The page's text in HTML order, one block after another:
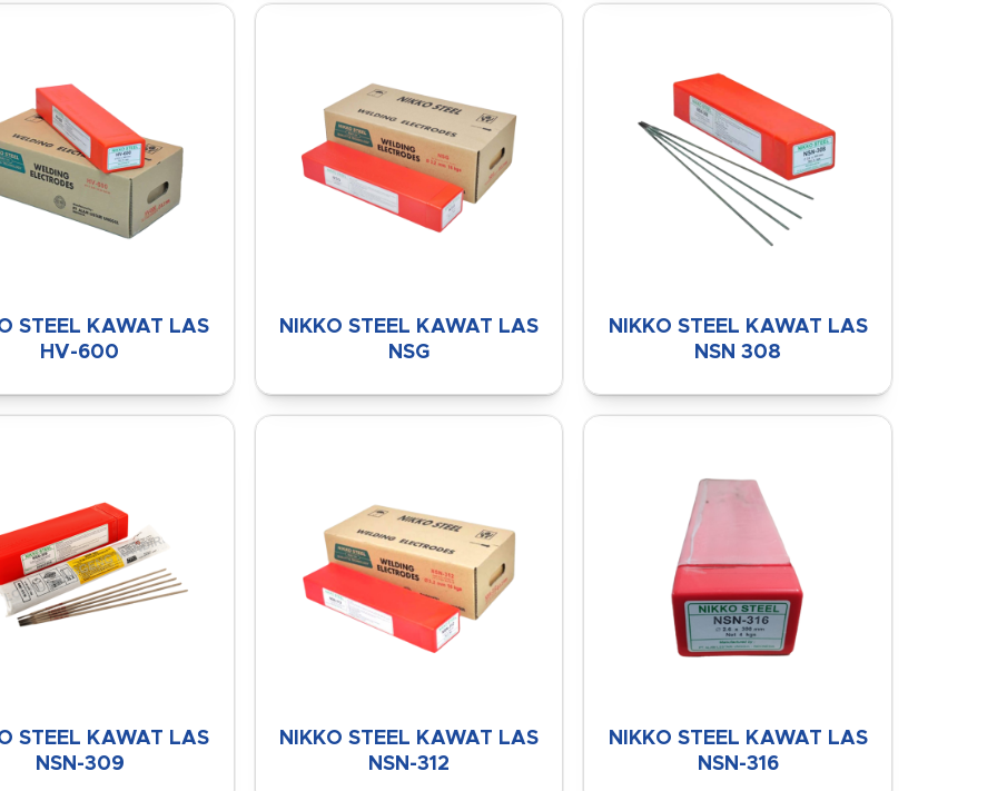
STEEL KAWAT LAS
HV-600
NIKKO STEEL KAWAT LAS
NSG
NIKKO STEEL KAWAT LAS
NSN 308
STEEL KAWAT LAS
NSN-309
NIKKO STEEL KAWAT LAS
NSN-312
NIKKO STEEL KAWAT LAS
NSN-316